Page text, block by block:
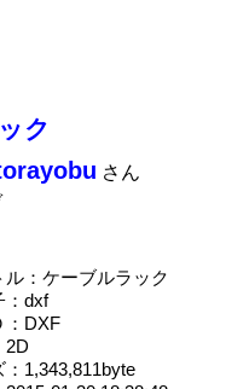
ク
さん
ル：ケーブルラック
：dxf
：DXF
2D
：1,343,811byte